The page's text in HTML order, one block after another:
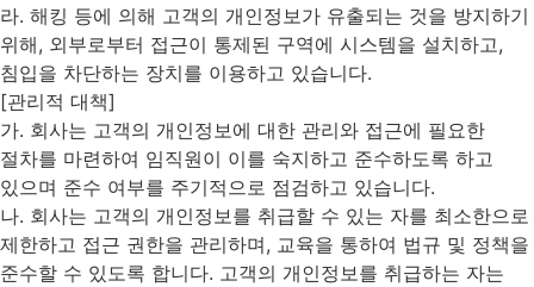
라. 해킹 등에 의해 고객의 개인정보가 유출되는 것을 방지하기
위해, 외부로부터 접근이 통제된 구역에 시스템을 설치하고,
침입을 차단하는 장치를 이용하고 있습니다.
[관리적 대책]
가. 회사는 고객의 개인정보에 대한 관리와 접근에 필요한
절차를 마련하여 임직원이 이를 숙지하고 준수하도록 하고
있으며 준수 여부를 주기적으로 점검하고 있습니다.
나. 회사는 고객의 개인정보를 취급할 수 있는 자를 최소한으로
제한하고 접근 권한을 관리하며, 교육을 통하여 법규 및 정책을
준수할 수 있도록 합니다. 고객의 개인정보를 취급하는 자는